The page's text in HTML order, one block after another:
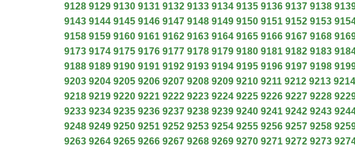
9128 9129 9130 9131 9132 9133 9134 9135 9136 9137 9138
9143 9144 9145 9146 9147 9148 9149 9150 9151 9152 9153
9158 9159 9160 9161 9162 9163 9164 9165 9166 9167 9168
9173 9174 9175 9176 9177 9178 9179 9180 9181 9182 9183
9188 9189 9190 9191 9192 9193 9194 9195 9196 9197 9198
9203 9204 9205 9206 9207 9208 9209 9210 9211 9212 9213 9214
9218 9219 9220 9221 9222 9223 9224 9225 9226 9227 9228
9233 9234 9235 9236 9237 9238 9239 9240 9241 9242 9243
9248 9249 9250 9251 9252 9253 9254 9255 9256 9257 9258
9263 9264 9265 9266 9267 9268 9269 9270 9271 9272 9273